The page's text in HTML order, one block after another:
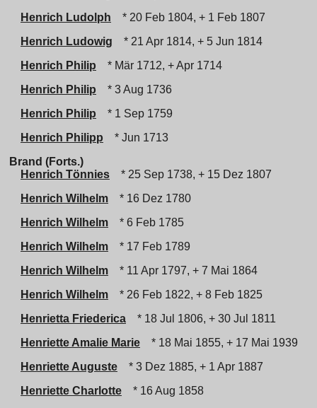
Henrich Ludolph
* 20 Feb 1804, + 1 Feb 1807
Henrich Ludowig
* 21 Apr 1814, + 5 Jun 1814
Henrich Philip
* Mär 1712, + Apr 1714
Henrich Philip
* 3 Aug 1736
Henrich Philip
* 1 Sep 1759
Henrich Philipp
* Jun 1713
Brand (Forts.)
Henrich Tönnies
* 25 Sep 1738, + 15 Dez 1807
Henrich Wilhelm
* 16 Dez 1780
Henrich Wilhelm
* 6 Feb 1785
Henrich Wilhelm
* 17 Feb 1789
Henrich Wilhelm
* 11 Apr 1797, + 7 Mai 1864
Henrich Wilhelm
* 26 Feb 1822, + 8 Feb 1825
Henrietta Friederica
* 18 Jul 1806, + 30 Jul 1811
Henriette Amalie Marie
* 18 Mai 1855, + 17 Mai 1939
Henriette Auguste
* 3 Dez 1885, + 1 Apr 1887
Henriette Charlotte
* 16 Aug 1858